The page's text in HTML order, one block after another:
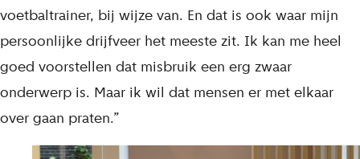
voetbaltrainer, bij wijze van. En dat is ook waar mijn
persoonlijke drijfveer het meeste zit. Ik kan me heel
goed voorstellen dat misbruik een erg zwaar
onderwerp is. Maar ik wil dat mensen er met elkaar
over gaan praten.”